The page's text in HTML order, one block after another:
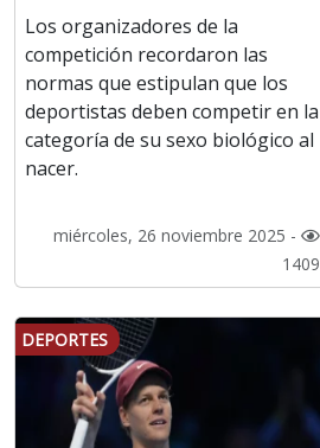
Los organizadores de la
competición recordaron las
normas que estipulan que los
deportistas deben competir en la
categoría de su sexo biológico al
nacer.
miércoles, 26 noviembre 2025 -
1409
DEPORTES